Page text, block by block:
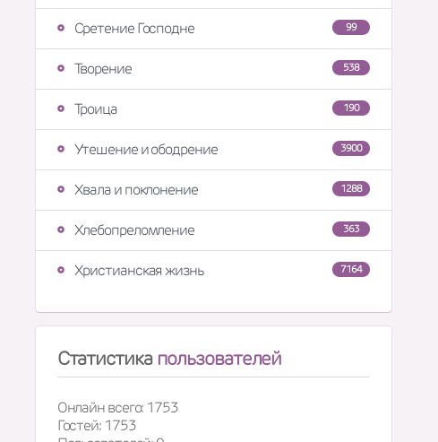
99
Сретение Господне
538
Творение
190
Троица
3900
Утешение и ободрение
1288
Хвала и поклонение
363
Хлебопреломление
7164
Христианская жизнь
Статистика пользователей
Онлайн всего: 1753
Гостей: 1753